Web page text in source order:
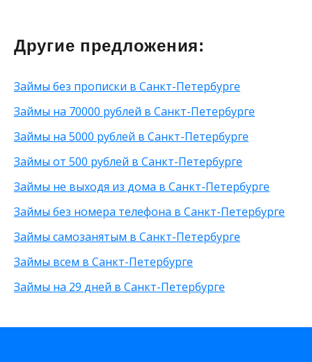
на мобильный телефон
На карту Мир
На карту Тинькофф
На карту ВТБ
На виртуальную карту
На зарплатную карту
По телефону
Через Телеграм
На Вебмани
Через Золотую Корону
На карту круглосуточно
Не выходя из дома
С 20 лет
Через приложение
Для погашения задолженности
Без телефона
Без указания работы
С временной регистрацией
Без фото
С высоким одобрением
Без справок о доходах
Без процентов
40 000 рублей
80 000 рублей
90 000 рублей
200 рублей
От 500 рублей
25 000 рублей
15 000 рублей
30 000 рублей
8 000 рублей
20 000 рублей
Другие предложения:
Займы без прописки в Санкт-Петербурге
Займы на 70000 рублей в Санкт-Петербурге
Займы на 5000 рублей в Санкт-Петербурге
Займы от 500 рублей в Санкт-Петербурге
Займы не выходя из дома в Санкт-Петербурге
Займы без номера телефона в Санкт-Петербурге
Займы самозанятым в Санкт-Петербурге
Займы всем в Санкт-Петербурге
Займы на 29 дней в Санкт-Петербурге